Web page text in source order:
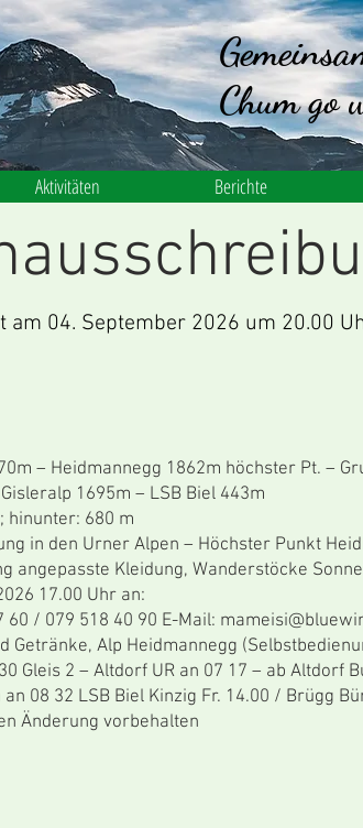
Aktivitäten Berichte
Chum go
04. September 2026 um 20.00
1862m höchster Pt. –
1695m – LSB Biel 443m
680 m
in den Urner Alpen – Höchster Punkt
Kleidung, Wanderstöcke
17.00 Uhr an:
518 40 90 E-Mail:
Alp Heidmannegg
2 – Altdorf UR an 07 17 – ab Altdorf
Biel Kinzig Fr. 14.00 / Brügg
Änderung vorbehalten